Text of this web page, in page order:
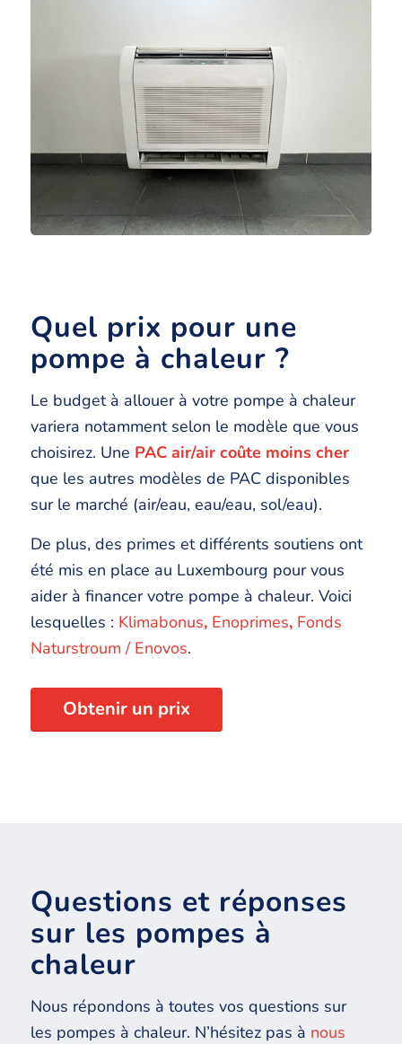
Quel prix pour une
pompe à chaleur ?
Le budget à allouer à votre pompe à chaleur
variera notamment selon le modèle que vous
choisirez. Une PAC air/air coûte moins cher
que les autres modèles de PAC disponibles
sur le marché (air/eau, eau/eau, sol/eau).
De plus, des primes et différents soutiens ont
été mis en place au Luxembourg pour vous
aider à financer votre pompe à chaleur. Voici
lesquelles : Klimabonus, Enoprimes, Fonds
Naturstroum / Enovos.
Obtenir un prix
Questions et réponses
sur les pompes à
chaleur
Nous répondons à toutes vos questions sur
les pompes à chaleur. N’hésitez pas à nous